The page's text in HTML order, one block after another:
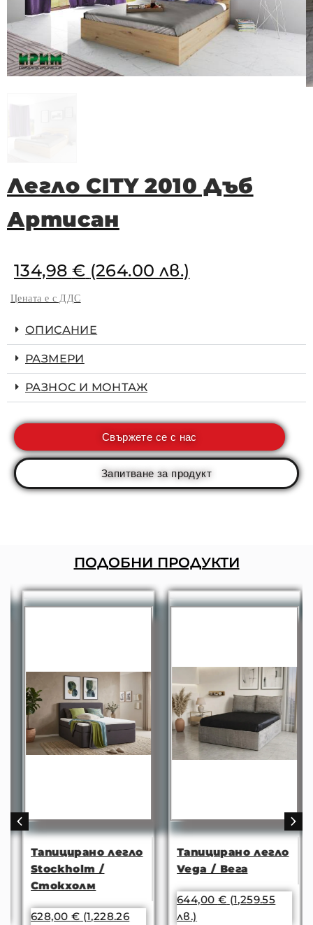
Легло CITY 2010 Дъб
Артисан
134,98 € (264.00 лв.)
Цената е с ДДС
ОПИСАНИЕ
РАЗМЕРИ
РАЗНОС И МОНТАЖ
Свържете се с нас
Запитване за продукт
ПОДОБНИ ПРОДУКТИ
Тапицирано легло
Stockholm /
Стокхолм
628,00€ (1,228.26
Тапицирано легло
Vega / Вега
644,00€ (1,259.55
лв.)